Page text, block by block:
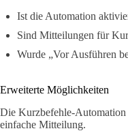
Ist die Automation
Sind Mitteilungen für
Wurde „Vor Ausführen
Erweiterte Möglichkeiten
Die Kurzbefehle-Automation
einfache Mitteilung.